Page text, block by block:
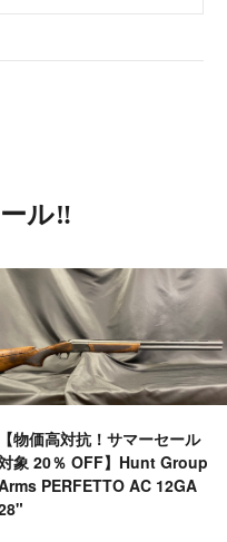
ル‼︎
【物価高対抗！サマーセール
象 20％ OFF】Hunt Group
PERFETTO AC 12GA